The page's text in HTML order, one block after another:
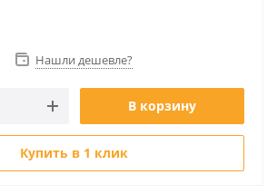
Нашли дешевле?
В корзину
Купить в 1 клик